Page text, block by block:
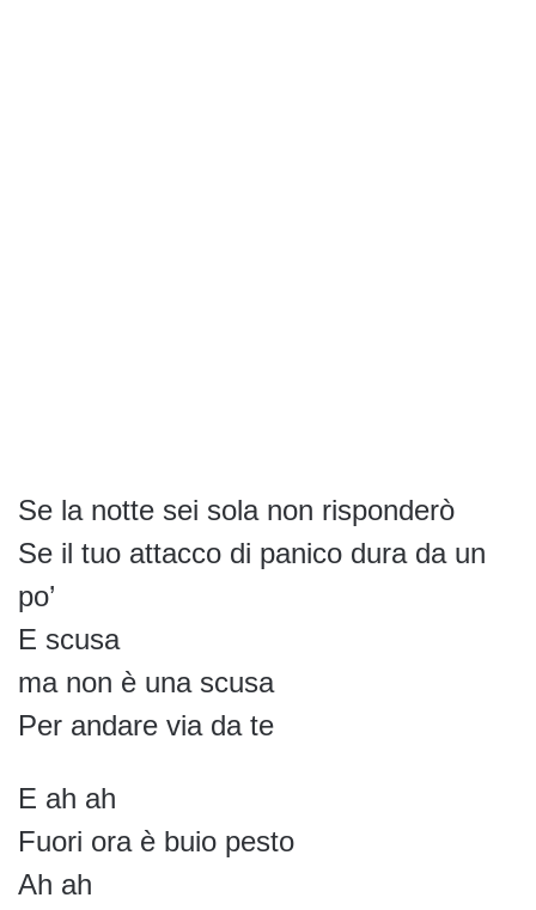
Se la notte sei sola non risponderò
Se il tuo attacco di panico dura da un
po’
E scusa
ma non è una scusa
Per andare via da te
E ah ah
Fuori ora è buio pesto
Ah ah